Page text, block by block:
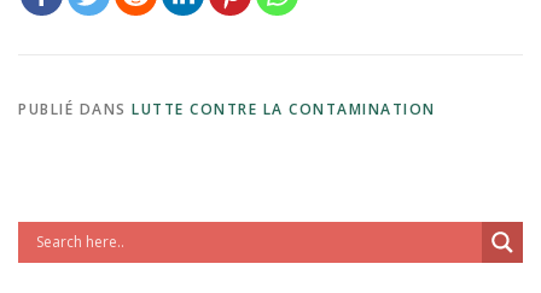
PUBLIÉ DANS LUTTE CONTRE LA CONTAMINATION